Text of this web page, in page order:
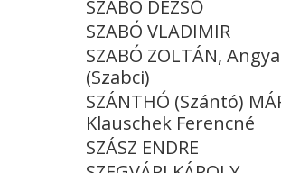
SZABÓ DEZSŐ
SZABÓ VLADIMIR
SZABÓ ZOLTÁN,
(Szabci)
SZÁNTHÓ (Szántó)
Klauschek Ferencné
SZÁSZ ENDRE